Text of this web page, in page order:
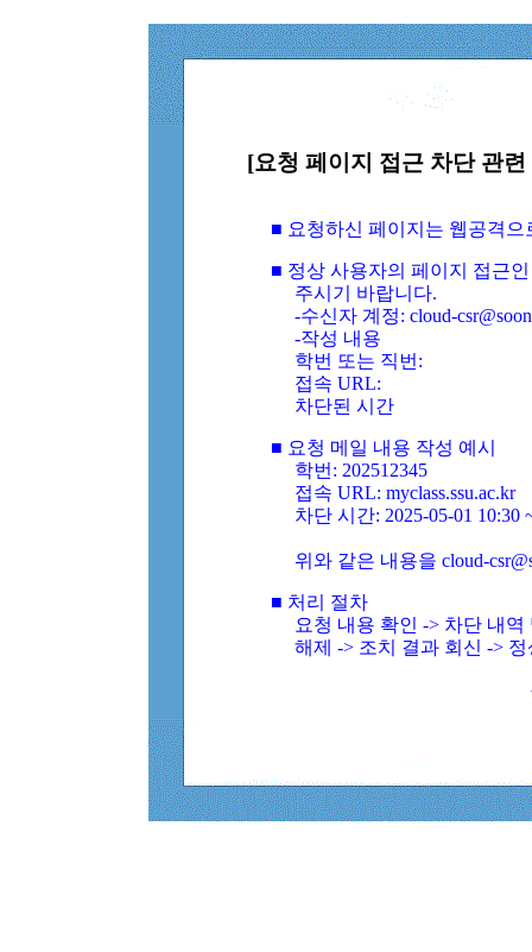
[요청 페이지 접근 차단 관
■ 요청하신 페이지는 웹공격
■ 정상 사용자의 페이지 접근
주시기 바랍니다.
-수신자 계정: cloud-
-작성 내용
학번 또는 직번:
접속 URL:
차단된 시간
■ 요청 메일 내용 작성 예시
학번: 202512345
접속 URL: myclass.ssu.ac.kr
차단 시간: 2025-05-01 10:30
위와 같은 내용을 cloud-
■ 처리 절차
요청 내용 확인 -> 차단 내
해제 -> 조치 결과 회신 ->